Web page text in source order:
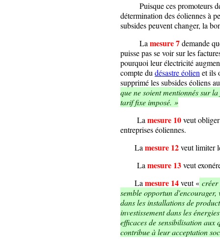
Puisque ces promoteurs
détermination des éoliennes à
subsides peuvent changer, la
Lamesure 7demande
puisse pas se voir sur les
pourquoi leur électricité
compte dudésastre éolienet ils
supprimé les subsides éoliens
que ne soient mentionnés sur
tarif fixe imposé. »
Lamesure 10veut
entreprises éoliennes.
Lamesure 12veut limiter
Lamesure 13veut
Lamesure 14veut « créer
semble opportun
dans les installations de
investissement dans les
efficaces de sensibilisation aux
contribue à leur acceptation